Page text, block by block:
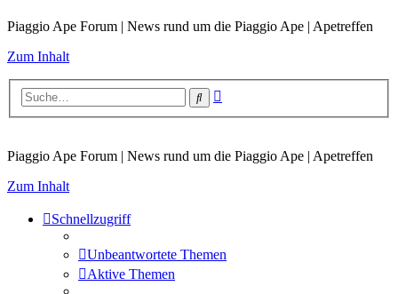
Piaggio Ape Forum | News rund um die Piaggio Ape | Apetreffen
Zum Inhalt
Suche
Piaggio Ape Forum | News rund um die Piaggio Ape | Apetreffen
Zum Inhalt
Schnellzugriff
Unbeantwortete Themen
Aktive Themen